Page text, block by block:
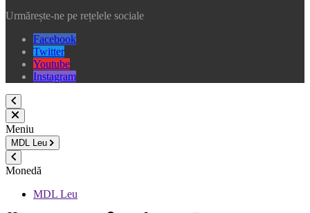
Urmărește-ne pe rețelele sociale
Facebook
Twitter
Youtube
Instagram
Meniu
MDL Leu
Monedă
MDL Leu